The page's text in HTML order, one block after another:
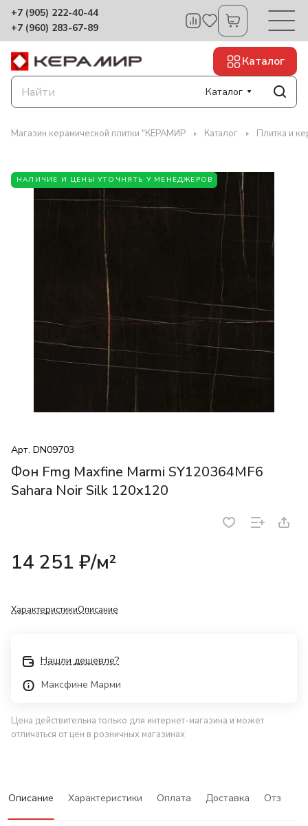
+7 (905) 222-40-44
+7 (960) 283-67-89
Каталог
Каталог
Магазин керамической плитки "КЕРАМИР Каталог Плитка и
НАЛИЧИЕ И ЦЕНЫ УТОЧНЯТЬ У МЕНЕДЖЕРОВ
Арт. DN09703
Фон Fmg Maxfine Marmi SY120364MF6
Sahara Noir Silk 120x120
14 251 ₽/м²
ХарактеристикиОписание
Нашли дешевле?
Максфине Марми
Цена действительна только для интернет-магазина и может
отличаться от цен в розничных магазинах
Описание Характеристики Оплата Доставка Отзывы